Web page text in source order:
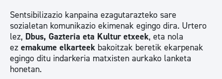
Sentsibilizazio kanpaina ezagutarazteko sare
sozialetan komunikazio ekimenak egingo dira. Urtero
lez, Dbus, Gazteria eta Kultur etxeek, eta nola
ez emakume elkarteek bakoitzak beretik ekarpenak
egingo ditu indarkeria matxisten aurkako lanketa
honetan.